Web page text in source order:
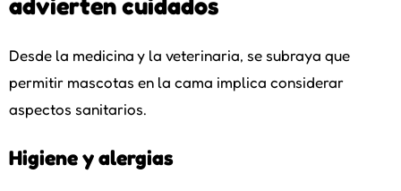
Desde la medicina y la veterinaria, se subraya que
permitir mascotas en la cama implica considerar
aspectos sanitarios.
Higiene y alergias